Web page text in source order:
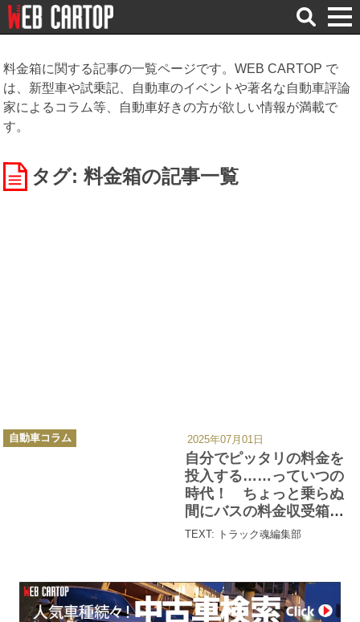
検
索
料金箱に関する記事の一覧ページです。WEB CARTOP で
は、新型車や試乗記、自動車のイベントや著名な自動車評論
家によるコラム等、自動車好きの方が欲しい情報が満載で
す。
タグ: 料金箱の記事一覧
自分でピッタリの料金を
投入する……っていつの
時代！ ちょっと乗らぬ
間にバスの料金収受箱が
進化しまくっていた!!
TEXT: トラック魂編集部
カ
テ
自動車コラム 2025年07月01日